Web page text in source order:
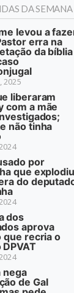
DA SEMANA
levou a
erra na
da bíblia
2025
liberaram
com a mãe
não tinha
por
que explodiu
do
dos
aprova
que recria o
nega
de Gal